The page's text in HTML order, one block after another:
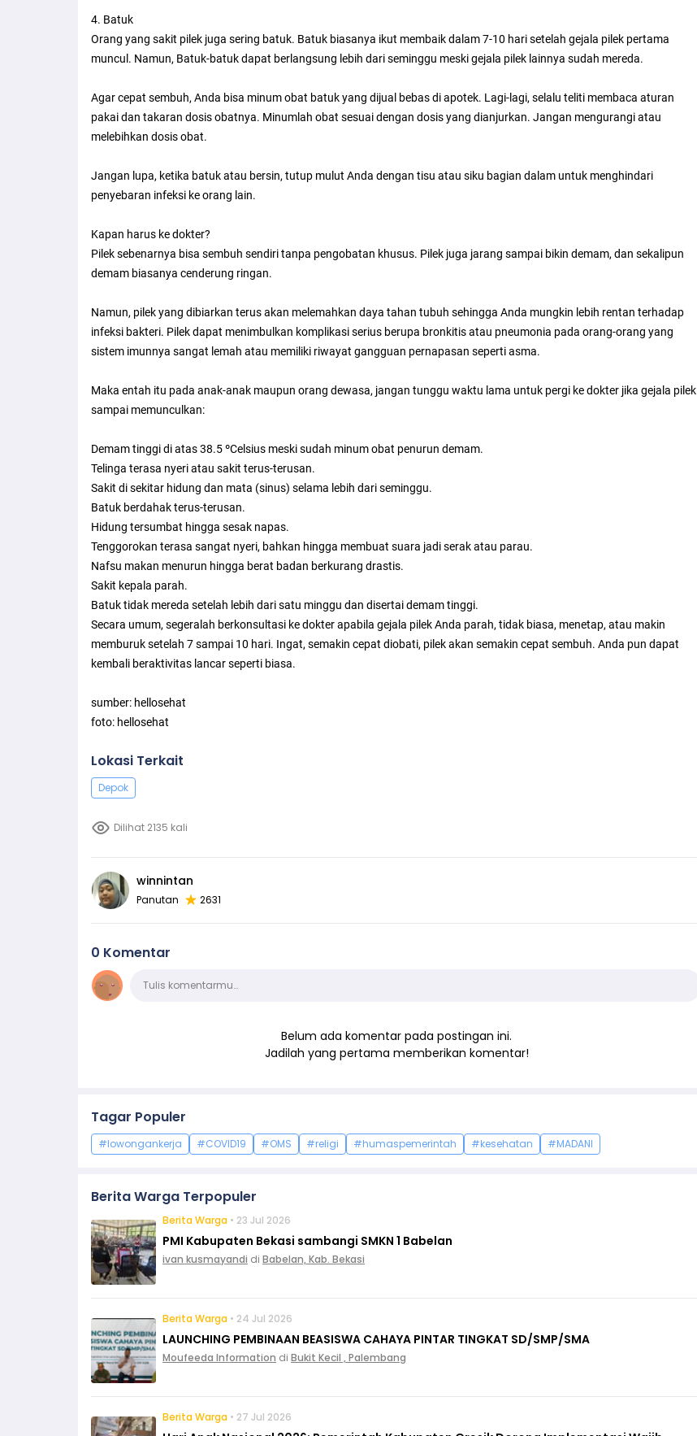
4. Batuk
Orang yang sakit pilek juga sering batuk. Batuk biasanya ikut membaik dalam 7-10 hari setelah gejala pilek pertama
muncul. Namun, Batuk-batuk dapat berlangsung lebih dari seminggu meski gejala pilek lainnya sudah mereda.
Agar cepat sembuh, Anda bisa minum obat batuk yang dijual bebas di apotek. Lagi-lagi, selalu teliti membaca aturan
pakai dan takaran dosis obatnya. Minumlah obat sesuai dengan dosis yang dianjurkan. Jangan mengurangi atau
melebihkan dosis obat.
Jangan lupa, ketika batuk atau bersin, tutup mulut Anda dengan tisu atau siku bagian dalam untuk menghindari
penyebaran infeksi ke orang lain.
Kapan harus ke dokter?
Pilek sebenarnya bisa sembuh sendiri tanpa pengobatan khusus. Pilek juga jarang sampai bikin demam, dan sekalipun
demam biasanya cenderung ringan.
Namun, pilek yang dibiarkan terus akan melemahkan daya tahan tubuh sehingga Anda mungkin lebih rentan terhadap
infeksi bakteri. Pilek dapat menimbulkan komplikasi serius berupa bronkitis atau pneumonia pada orang-orang yang
sistem imunnya sangat lemah atau memiliki riwayat gangguan pernapasan seperti asma.
Maka entah itu pada anak-anak maupun orang dewasa, jangan tunggu waktu lama untuk pergi ke dokter jika gejala pilek
sampai memunculkan:
Demam tinggi di atas 38.5 ºCelsius meski sudah minum obat penurun demam.
Telinga terasa nyeri atau sakit terus-terusan.
Sakit di sekitar hidung dan mata (sinus) selama lebih dari seminggu.
Batuk berdahak terus-terusan.
Hidung tersumbat hingga sesak napas.
Tenggorokan terasa sangat nyeri, bahkan hingga membuat suara jadi serak atau parau.
Nafsu makan menurun hingga berat badan berkurang drastis.
Sakit kepala parah.
Batuk tidak mereda setelah lebih dari satu minggu dan disertai demam tinggi.
Secara umum, segeralah berkonsultasi ke dokter apabila gejala pilek Anda parah, tidak biasa, menetap, atau makin
memburuk setelah 7 sampai 10 hari. Ingat, semakin cepat diobati, pilek akan semakin cepat sembuh. Anda pun dapat
kembali beraktivitas lancar seperti biasa.
sumber: hellosehat
foto: hellosehat
Lokasi Terkait
Depok
Dilihat 2135 kali
winnintan
Panutan 2631
0 Komentar
KomentarTulis komentarmu…
Belum ada komentar pada postingan ini.
Jadilah yang pertama memberikan komentar!
Tagar Populer
#lowongankerja #COVID19 #OMS #religi #humaspemerintah #kesehatan #MADANI
Berita Warga Terpopuler
Berita Warga • 23 Jul 2026
PMI Kabupaten Bekasi sambangi SMKN 1 Babelan
ivan kusmayandi di Babelan, Kab. Bekasi
Berita Warga • 24 Jul 2026
LAUNCHING PEMBINAAN BEASISWA CAHAYA PINTAR TINGKAT SD/SMP/SMA
Moufeeda Information di Bukit Kecil , Palembang
Berita Warga • 27 Jul 2026